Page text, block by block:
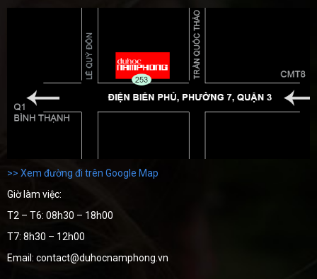
>> Xem đường đi trên Google Map
Giờ làm việc:
T2 – T6: 08h30 – 18h00
T7: 8h30 – 12h00
Email: contact@duhocnamphong.vn